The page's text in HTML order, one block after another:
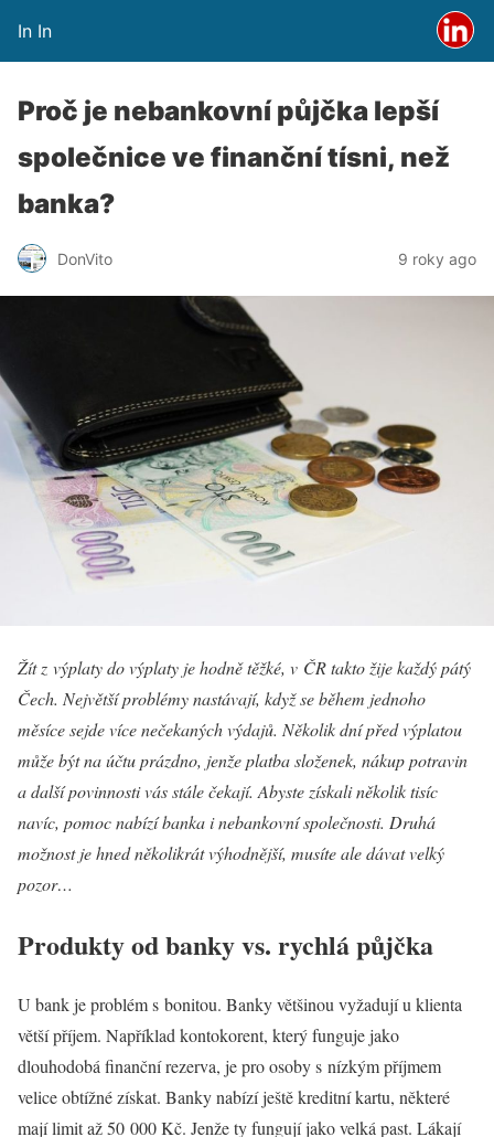
In In
Proč je nebankovní půjčka lepší
společnice ve finanční tísni, než
banka?
DonVito 9 roky ago
Žít z výplaty do výplaty je hodně těžké, v ČR takto žije každý pátý
Čech. Největší problémy nastávají, když se během jednoho
měsíce sejde více nečekaných výdajů. Několik dní před výplatou
může být na účtu prázdno, jenže platba složenek, nákup potravin
a další povinnosti vás stále čekají. Abyste získali několik tisíc
navíc, pomoc nabízí banka i nebankovní společnosti. Druhá
možnost je hned několikrát výhodnější, musíte ale dávat velký
pozor…
Produkty od banky vs. rychlá půjčka
U bank je problém s bonitou. Banky většinou vyžadují u klienta
větší příjem. Například kontokorent, který funguje jako
dlouhodobá finanční rezerva, je pro osoby s nízkým příjmem
velice obtížné získat. Banky nabízí ještě kreditní kartu, některé
mají limit až 50 000 Kč. Jenže ty fungují jako velká past. Lákají